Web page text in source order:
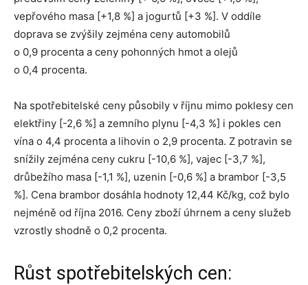
vepřového masa [+1,8 %] a jogurtů [+3 %]. V oddíle
doprava se zvýšily zejména ceny automobilů
o 0,9 procenta a ceny pohonných hmot a olejů
o 0,4 procenta.
Na spotřebitelské ceny působily v říjnu mimo poklesy cen
elektřiny [-2,6 %] a zemního plynu [-4,3 %] i pokles cen
vína o 4,4 procenta a lihovin o 2,9 procenta. Z potravin se
snížily zejména ceny cukru [-10,6 %], vajec [-3,7 %],
drůbežího masa [-1,1 %], uzenin [-0,6 %] a brambor [-3,5
%]. Cena brambor dosáhla hodnoty 12,44 Kč/kg, což bylo
nejméně od října 2016. Ceny zboží úhrnem a ceny služeb
vzrostly shodně o 0,2 procenta.
Růst spotřebitelských cen: